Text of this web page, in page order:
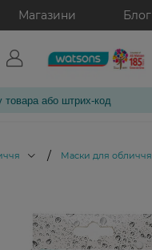
Магазини Блог
/ Маски для обличчя